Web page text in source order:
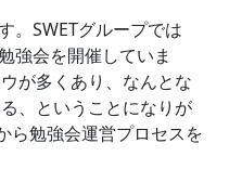
。SWETグループでは
強会を開催していま
が多くあり、なんとな
、ということになりが
ら勉強会運営プロセスを